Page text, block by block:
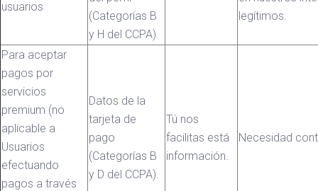
usuarios
(Categorías B
y H del CCPA).
legítimos.
Para aceptar
pagos por
servicios
premium (no
aplicable a
Usuarios
efectuando
pagos a través
Datos de la
tarjeta de
pago
(Categorías B
y D del CCPA).
Tú nos
facilitas está
información.
Necesidad